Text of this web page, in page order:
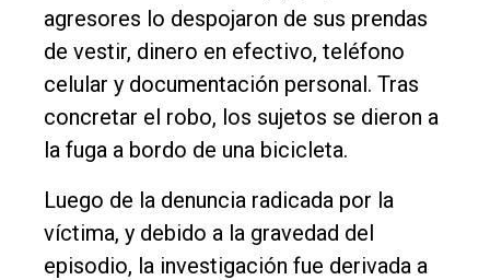
agresores lo despojaron de sus prendas
de vestir, dinero en efectivo, teléfono
celular y documentación personal. Tras
concretar el robo, los sujetos se dieron a
la fuga a bordo de una bicicleta.
Luego de la denuncia radicada por la
víctima, y debido a la gravedad del
episodio, la investigación fue derivada a